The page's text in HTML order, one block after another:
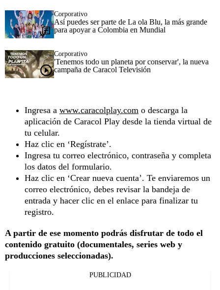
Corporativo
Así puedes ser parte de La ola Blu, la más grande
para apoyar a Colombia en Mundial
Corporativo
'Tenemos todo un planeta por conservar', la nueva
campaña de Caracol Televisión
Ingresa a www.caracolplay.com o descarga la
aplicación de Caracol Play desde la tienda virtual de
tu celular.
Haz clic en ‘Regístrate’.
Ingresa tu correo electrónico, contraseña y completa
los datos del formulario.
Haz clic en ‘Crear nueva cuenta’. Te enviaremos un
correo electrónico, debes revisar la bandeja de
entrada y hacer clic en el enlace para finalizar tu
registro.
A partir de ese momento podrás disfrutar de todo el
contenido gratuito (documentales, series web y
producciones seleccionadas).
PUBLICIDAD